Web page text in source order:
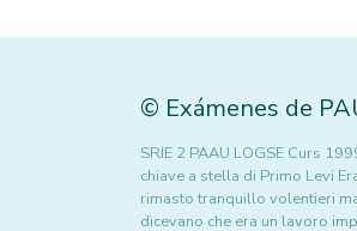
© Exámenes de
SRIE 2 PAAU LOGSE Curs
chiave a stella di Primo Levi
rimasto tranquillo volentieri
dicevano che era un lavoro